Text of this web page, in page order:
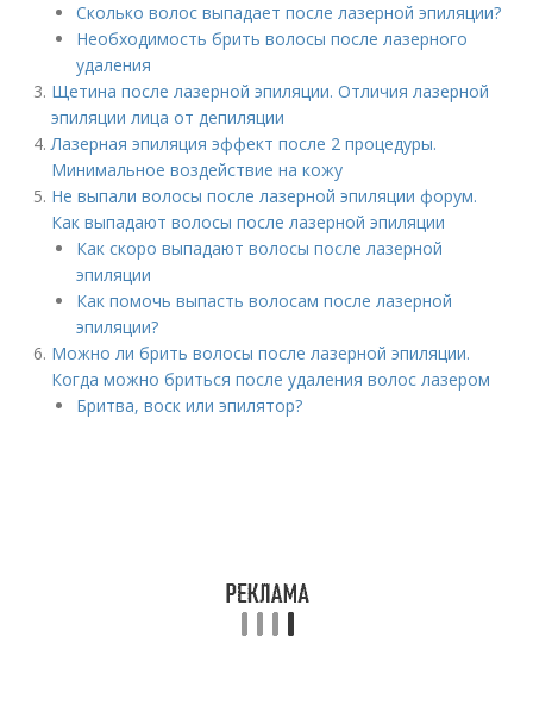
Сколько волос выпадает после лазерной эпиляции?
Необходимость брить волосы после лазерного
удаления
Щетина после лазерной эпиляции. Отличия лазерной
эпиляции лица от депиляции
Лазерная эпиляция эффект после 2 процедуры.
Минимальное воздействие на кожу
Не выпали волосы после лазерной эпиляции форум.
Как выпадают волосы после лазерной эпиляции
Как скоро выпадают волосы после лазерной
эпиляции
Как помочь выпасть волосам после лазерной
эпиляции?
Можно ли брить волосы после лазерной эпиляции.
Когда можно бриться после удаления волос лазером
Бритва, воск или эпилятор?